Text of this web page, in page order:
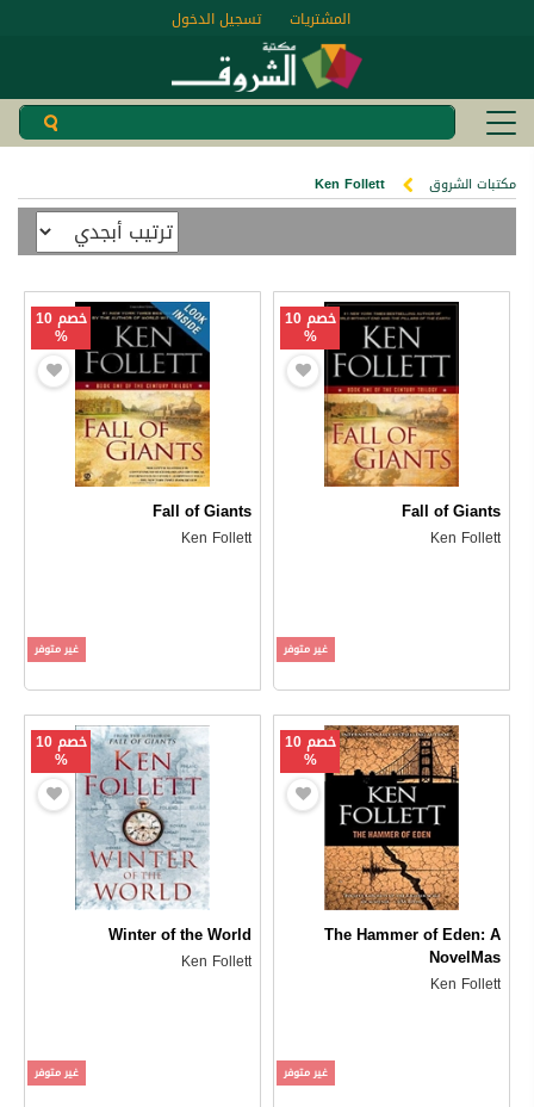
تسجيل الدخول المشتريات
مكتبات الشروق Ken Follett
خصم 10
%
Fall of Giants
Ken Follett
غير متوفر
خصم 10
%
Fall of Giants
Ken Follett
غير متوفر
خصم 10
%
The Hammer of Eden: A
NovelMas
Ken Follett
غير متوفر
خصم 10
%
Winter of the World
Ken Follett
غير متوفر